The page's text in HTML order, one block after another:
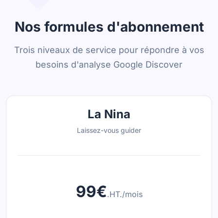
Nos formules d'abonnement
Trois niveaux de service pour répondre à vos
besoins d'analyse Google Discover
La Nina
Laissez-vous guider
99€.HT./mois